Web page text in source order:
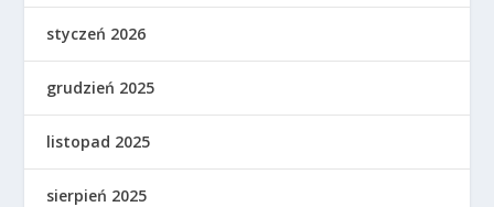
styczeń 2026
grudzień 2025
listopad 2025
sierpień 2025